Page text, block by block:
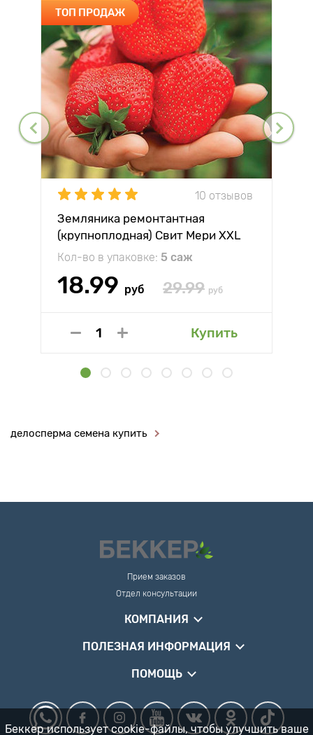
ТОП ПРОДАЖ
10 отзывов
Земляника ремонтантная
(крупноплодная) Свит Мери XXL
Кол-во в упаковке: 5 саж
18.99 руб 29.99 руб
Купить
делосперма семена купить
Прием заказов
Отдел консультации
КОМПАНИЯ
ПОЛЕЗНАЯ ИНФОРМАЦИЯ
ПОМОЩЬ
Беккер использует cookie-файлы, чтобы улучшить ваше